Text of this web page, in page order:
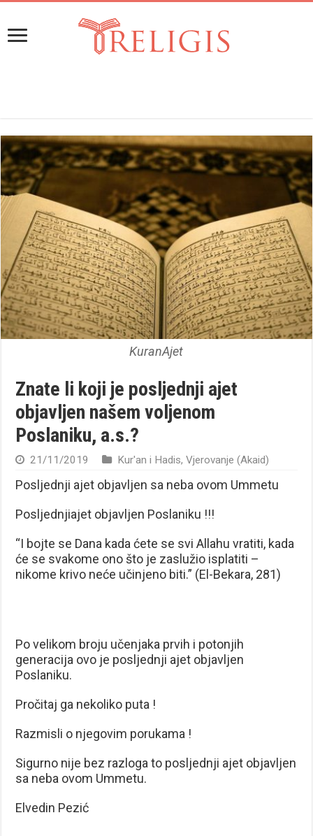
KuranAjet
Znate li koji je posljednji ajet
objavljen našem voljenom
Poslaniku, a.s.?
21/11/2019 Kur'an i Hadis,Vjerovanje (Akaid)
Posljednji ajet objavljen sa neba ovom Ummetu
Posljednjiajet objavljen Poslaniku !!!
“I bojte se Dana kada ćete se svi Allahu vratiti, kada
će se svakome ono što je zaslužio isplatiti –
nikome krivo neće učinjeno biti.” (El-Bekara, 281)
Po velikom broju učenjaka prvih i potonjih
generacija ovo je posljednji ajet objavljen
Poslaniku.
Pročitaj ga nekoliko puta !
Razmisli o njegovim porukama !
Sigurno nije bez razloga to posljednji ajet objavljen
sa neba ovom Ummetu.
Elvedin Pezić